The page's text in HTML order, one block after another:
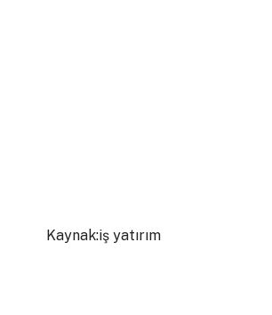
Kaynak:iş yatırım